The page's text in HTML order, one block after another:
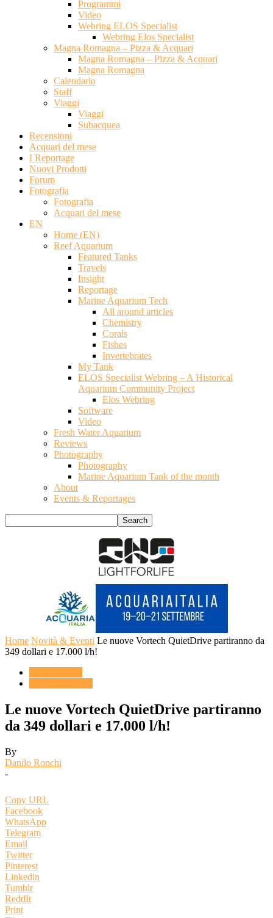
Programmi
Video
Webring ELOS Specialist
Webring Elos Specialist
Magna Romagna – Pizza & Acquari
Magna Romagna – Pizza & Acquari
Magna Romagna
Calendario
Staff
Viaggi
Viaggi
Subacquea
Recensioni
Acquari del mese
I Reportage
Nuovi Prodotti
Forum
Fotografia
Fotografia
Acquari del mese
EN
Home (EN)
Reef Aquarium
Featured Tanks
Travels
Insight
Reportage
Marine Aquarium Tech
All around articles
Chemistry
Corals
Fishes
Invertebrates
My Tank
ELOS Specialist Webring – A Historical
Aquarium Community Project
Elos Webring
Software
Video
Fresh Water Aquarium
Reviews
Photography
Photography
Marine Aquarium Tank of the month
About
Events & Reportages
Home Novità & Eventi Le nuove Vortech QuietDrive partiranno da
349 dollari e 17.000 l/h!
Le nuove Vortech QuietDrive partiranno
da 349 dollari e 17.000 l/h!
By
Danilo Ronchi
-
Copy URL
Facebook
WhatsApp
Telegram
Email
Twitter
Pinterest
Linkedin
Tumblr
ReddIt
Print